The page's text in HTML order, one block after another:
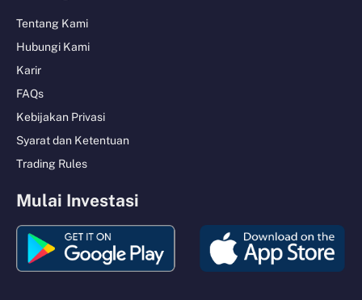
Tentang Kami
Hubungi Kami
Karir
FAQs
Kebijakan Privasi
Syarat dan Ketentuan
Trading Rules
Mulai Investasi